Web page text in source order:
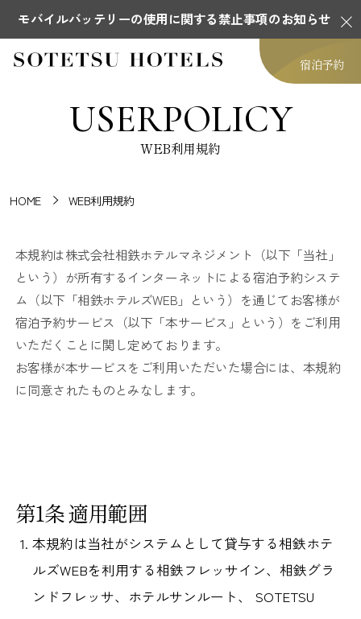
モバイルバッテリーの使用に関する禁止事項のお知らせ
宿泊予約
USERPOLICY
WEB利用規約
HOME WEB利用規約
本規約は株式会社相鉄ホテルマネジメント（以下「当社」
という）が所有するインターネットによる宿泊予約システ
ム（以下「相鉄ホテルズWEB」という）を通じてお客様が
宿泊予約サービス（以下「本サービス」という）をご利用
いただくことに関し定めております。
お客様が本サービスをご利用いただいた場合には、本規約
に同意されたものとみなします。
第1条 適用範囲
本規約は当社がシステムとして貸与する相鉄ホテ
ルズWEBを利用する相鉄フレッサイン、相鉄グラ
ンドフレッサ、ホテルサンルート、 SOTETSU